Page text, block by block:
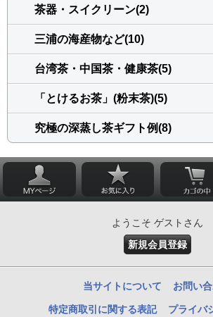
茶器・スイクリーン(2)
三浦の海産物など(10)
台湾茶・中国茶・健康茶(5)
「とけるお茶」(粉末茶)(5)
究極の深蒸し茶ギフト例(8)
ようこそ ゲストさん
新規会員登録
当サイトについて お問い
特定商取引に関する表記 プライバ